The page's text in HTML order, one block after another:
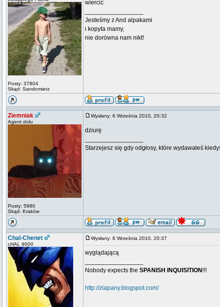
Posty: 37804
Skąd: Sandomierz
wiercić
Jesteśmy z And alpakami
i kopyta mamy,
nie dorówna nam nikt!
Ziemniak
Agent dołu
Posty: 5980
Skąd: Kraków
Wysłany: 6 Września 2010, 20:32
dziurę
Starzejesz się gdy odgłosy, które wydawałeś
Chal-Chenet
cHAL 9000
Wysłany: 6 Września 2010, 20:37
wyglądającą
Nobody expects the SPANISH INQUISITION !!!
http://zlapany.blogspot.com/